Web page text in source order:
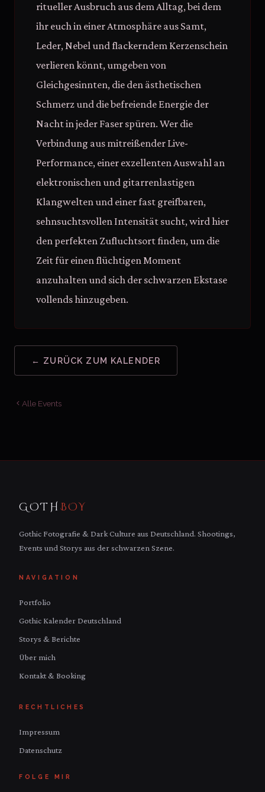
ritueller Ausbruch aus dem Alltag, bei dem
ihr euch in einer Atmosphäre aus Samt,
Leder, Nebel und flackerndem Kerzenschein
verlieren könnt, umgeben von
Gleichgesinnten, die den ästhetischen
Schmerz und die befreiende Energie der
Nacht in jeder Faser spüren. Wer die
Verbindung aus mitreißender Live-
Performance, einer exzellenten Auswahl an
elektronischen und gitarrenlastigen
Klangwelten und einer fast greifbaren,
sehnsuchtsvollen Intensität sucht, wird hier
den perfekten Zufluchtsort finden, um die
Zeit für einen flüchtigen Moment
anzuhalten und sich der schwarzen Ekstase
vollends hinzugeben.
← ZURÜCK ZUM KALENDER
Alle Events
GOTH BOY
Gothic Fotografie & Dark Culture aus Deutschland. Shootings,
Events und Storys aus der schwarzen Szene.
NAVIGATION
Portfolio
Gothic Kalender Deutschland
Storys & Berichte
Über mich
Kontakt & Booking
RECHTLICHES
Impressum
Datenschutz
FOLGE MIR